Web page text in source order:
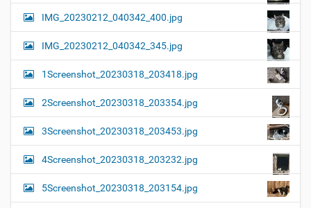
IMG_20230212_040342_400.jpg
IMG_20230212_040342_345.jpg
1Screenshot_20230318_203418.jpg
2Screenshot_20230318_203354.jpg
3Screenshot_20230318_203453.jpg
4Screenshot_20230318_203232.jpg
5Screenshot_20230318_203154.jpg